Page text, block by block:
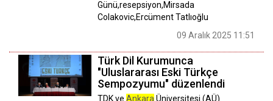
Günü,resepsiyon,Mirsada
Colakovic,Ercüment Tatlıoğlu
09 Aralık 2025 11:51
Türk Dil Kurumunca
"Uluslararası Eski Türkçe
Sempozyumu" düzenlendi
TDK ve AnkaraÜniversitesi (AÜ)